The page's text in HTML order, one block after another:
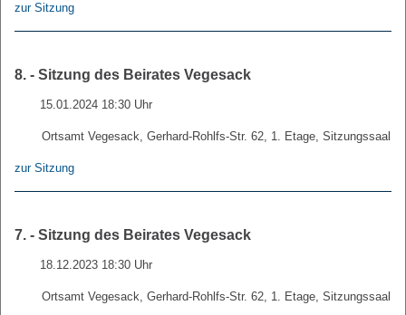
zur Sitzung
8. - Sitzung des Beirates Vegesack
15.01.2024 18:30 Uhr
Ortsamt Vegesack, Gerhard-Rohlfs-Str. 62, 1. Etage, Sitzungssaal
zur Sitzung
7. - Sitzung des Beirates Vegesack
18.12.2023 18:30 Uhr
Ortsamt Vegesack, Gerhard-Rohlfs-Str. 62, 1. Etage, Sitzungssaal